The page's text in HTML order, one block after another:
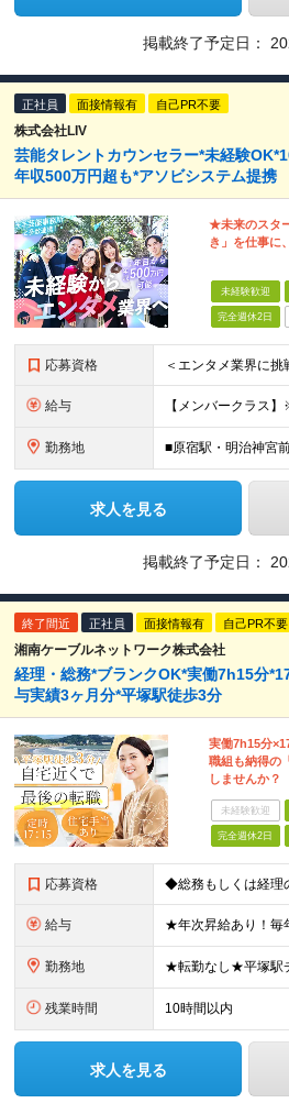
掲載終了予定日：
正社員 面接情報有 自己PR不要
株式会社LIV
芸能タレントカウンセラー*未経験
年収500万円超も*アソビシステム提携
★未来のスタ
き」を仕事に
未経験歓迎
完全週休2日
応募資格
給与
勤務地
求人を見る
掲載終了予定日：
終了間近 正社員 面接情報有 自己PR不要
湘南ケーブルネットワーク株式会社
経理・総務*ブランクOK*実働7h15分
与実績3ヶ月分*平塚駅徒歩3分
実働7h15分
職組も納得の
しませんか？
未経験歓迎
完全週休2日
応募資格
給与
勤務地
残業時間 10時間以内
求人を見る